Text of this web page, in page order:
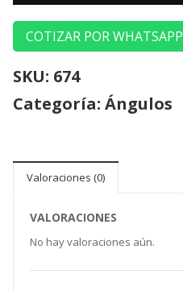
COTIZAR POR WHATSAPP
SKU: 674
Categoría: Ángulos
Valoraciones (0)
VALORACIONES
No hay valoraciones aún.